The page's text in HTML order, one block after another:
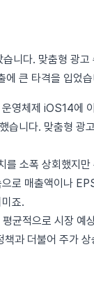
니다. 맞춤형 광고
에 큰 타격을 입었
영체제 iOS14에
습니다. 맞춤형 광
를 소폭 상회했지
로 매출액이나
죠.
균적으로 시장 예
과 더불어 주가